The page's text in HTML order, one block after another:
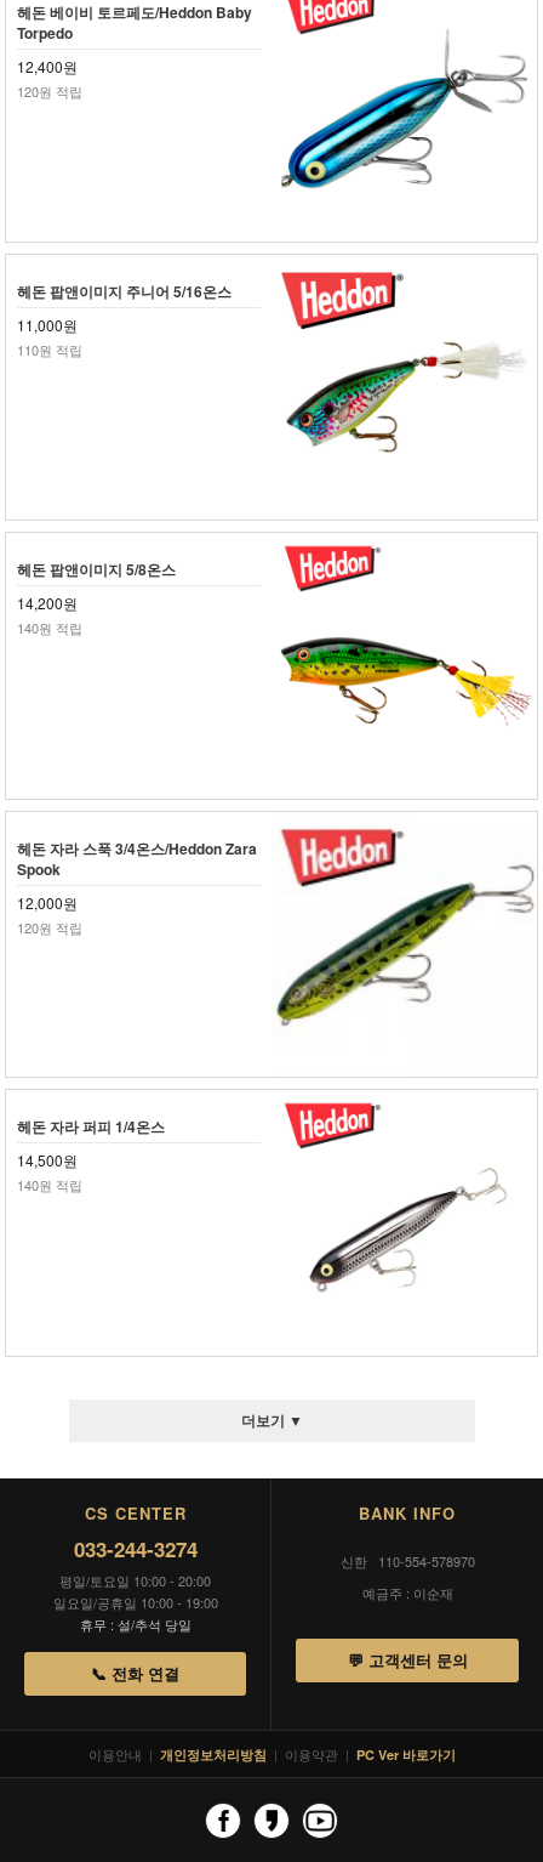
헤돈 베이비 토르페도/Heddon Baby
Torpedo
12,400원
120원 적립
헤돈 팝앤이미지 주니어 5/16온스
11,000원
110원 적립
헤돈 팝앤이미지 5/8온스
14,200원
140원 적립
헤돈 자라 스푹 3/4온스/Heddon Zara
Spook
12,000원
120원 적립
헤돈 자라 퍼피 1/4온스
14,500원
140원 적립
더보기 ▼
CS CENTER
033-244-3274
평일/토요일 10:00 - 20:00
일요일/공휴일 10:00 - 19:00
휴무 : 설/추석 당일
📞 전화 연결
BANK INFO
신한 110-554-578970
예금주 : 이순재
💬 고객센터 문의
이용안내 | 개인정보처리방침 | 이용약관 | PC Ver 바로가기